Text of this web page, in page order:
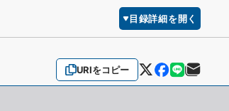
目録詳細を開く
URIをコピー